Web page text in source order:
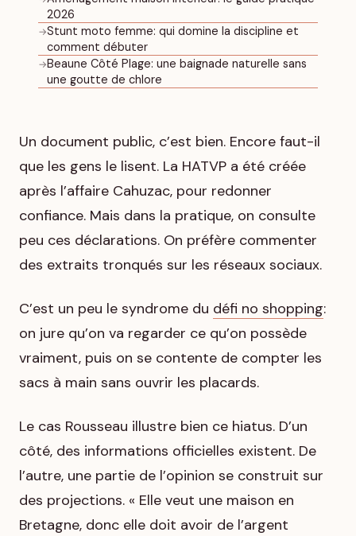
2026
→Stunt moto femme: qui domine la discipline et
comment débuter
→Beaune Côté Plage: une baignade naturelle sans
une goutte de chlore
Un document public, c’est bien. Encore faut-il
que les gens le lisent. La HATVP a été créée
après l’affaire Cahuzac, pour redonner
confiance. Mais dans la pratique, on consulte
peu ces déclarations. On préfère commenter
des extraits tronqués sur les réseaux sociaux.
C’est un peu le syndrome du défi no shopping:
on jure qu’on va regarder ce qu’on possède
vraiment, puis on se contente de compter les
sacs à main sans ouvrir les placards.
Le cas Rousseau illustre bien ce hiatus. D’un
côté, des informations officielles existent. De
l’autre, une partie de l’opinion se construit sur
des projections. « Elle veut une maison en
Bretagne, donc elle doit avoir de l’argent